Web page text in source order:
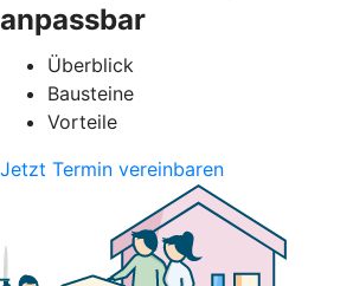
anpassbar
Überblick
Bausteine
Vorteile
Jetzt Termin vereinbaren